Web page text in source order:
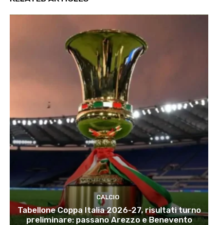
CALCIO
Tabellone Coppa Italia 2026-27, risultati turno
preliminare: passano Arezzo e Benevento